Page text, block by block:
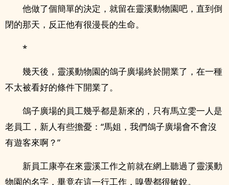
他做了個簡單的決定，就留在靈溪動物園吧，直到倒
閉的那天，反正他有很漫長的生命。
*
幾天後，靈溪動物園的鴿子廣場終於開業了，在一種
不太被看好的條件下開業了。
鴿子廣場的員工幾乎都是新來的，只有馬立雯一人是
老員工，新人有些擔憂：“馬姐，我們鴿子廣場會不會沒
有遊客來啊？”
新員工康亭在來靈溪工作之前就在網上聽過了靈溪動
物園的名字，畢竟在這一行工作，嗅覺都很敏銳。